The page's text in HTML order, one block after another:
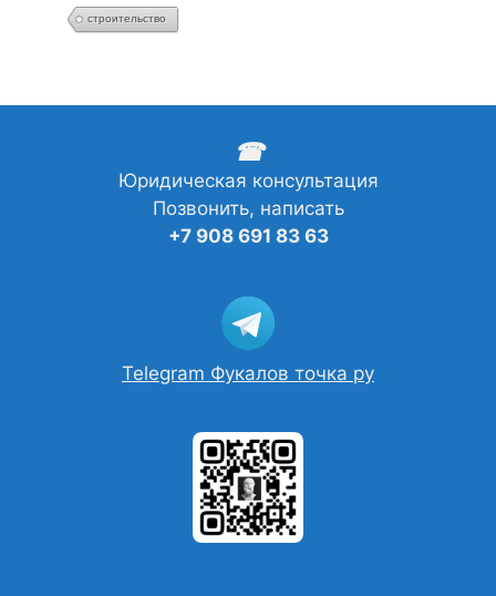
строительство
☎
Юридическая консультация
Позвонить, написать
+7 908 691 83 63
Telegram Фукалов точка ру